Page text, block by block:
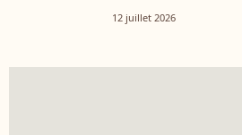
12 juillet 2026